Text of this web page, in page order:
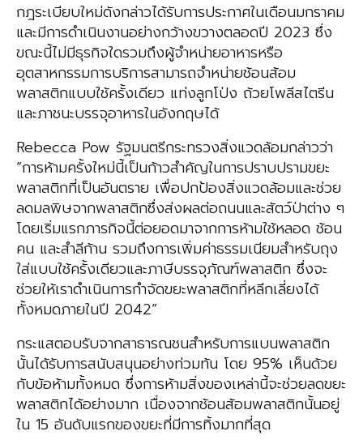
กฎระเบียบใหม่ดังกล่าวได้รับการประกาศในเดือนมกราคม
และมีการดำเนินงานอย่างกว้างขวางตลอดปี 2023 ซึ่ง
ขณะนี้ไม่มีธุรกิจใดรวมถึงผู้จำหน่ายอาหารหรือ
อุตสาหกรรมการบริการสามารถจำหน่ายช้อนส้อม
พลาสติกแบบใช้ครั้งเดียว แท่งลูกโป่ง ถ้วยโพลีสไตรีน
และภาชนะบรรจุอาหารในอังกฤษได้
Rebecca Pow รัฐมนตรีกระทรวงสิ่งแวดล้อมกล่าวว่า
“การห้ามครั้งใหม่นี้เป็นก้าวสำคัญในการปราบปรามขยะ
พลาสติกที่เป็นอันตราย เพื่อปกป้องสิ่งแวดล้อมและช่วย
ลดมลพิษจากพลาสติกซึ่งส่งผลต่อถนนและสัตว์ป่าต่าง ๆ
โดยเริ่มแรกภารกิจนี้ต่อยอดมาจากการห้ามใช้หลอด ช้อน
คน และสำลีก้าน รวมถึงการเพิ่มค่าธรรมเนียมสำหรับถุง
ใส่แบบใช้ครั้งเดียวและภาษีบรรจุภัณฑ์พลาสติก ซึ่งจะ
ช่วยให้เราดำเนินการกำจัดขยะพลาสติกที่หลีกเลี่ยงได้
ทั้งหมดภายในปี 2042”
กระแสตอบรับจากสาธารณชนสำหรับการแบนพลาสติก
นั้นได้รับการสนับสนุนอย่างท่วมท้น โดย 95% เห็นด้วย
กับข้อห้ามทั้งหมด ซึ่งการห้ามสิ่งของเหล่านี้จะช่วยลดขยะ
พลาสติกได้อย่างมาก เนื่องจากช้อนส้อมพลาสติกนั้นอยู่
ใน 15 อันดับแรกของขยะที่มีการทิ้งมากที่สุด